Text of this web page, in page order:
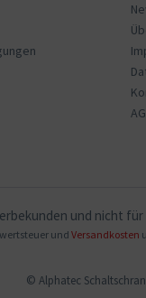
und nicht
undVersandkosten
© Alphatec